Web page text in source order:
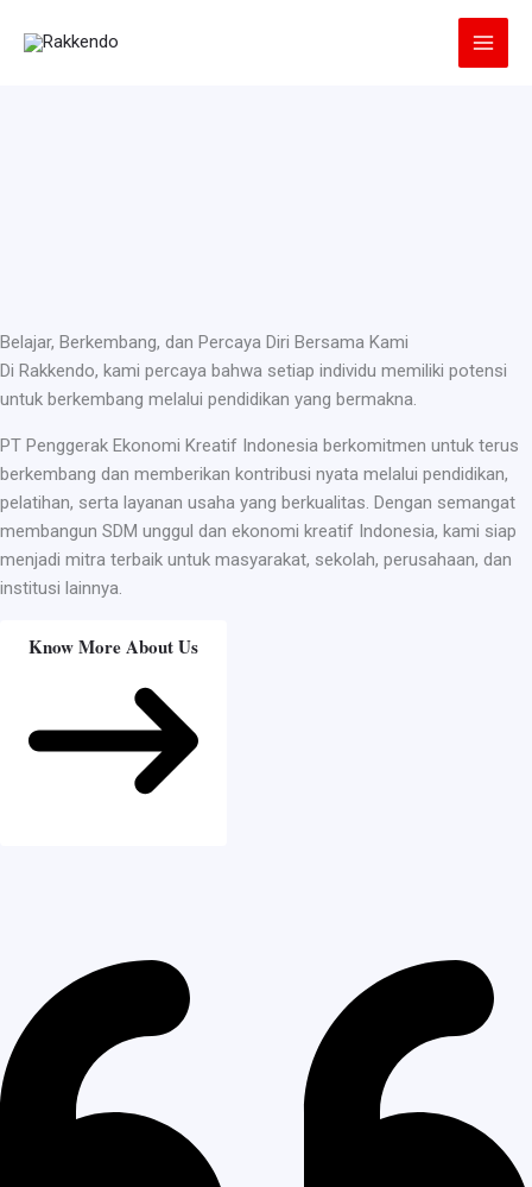
Belajar, Berkembang, dan Percaya Diri Bersama Kami
Di Rakkendo, kami percaya bahwa setiap individu memiliki potensi
untuk berkembang melalui pendidikan yang bermakna.
PT Penggerak Ekonomi Kreatif Indonesia berkomitmen untuk terus
berkembang dan memberikan kontribusi nyata melalui pendidikan,
pelatihan, serta layanan usaha yang berkualitas. Dengan semangat
membangun SDM unggul dan ekonomi kreatif Indonesia, kami siap
menjadi mitra terbaik untuk masyarakat, sekolah, perusahaan, dan
institusi lainnya.
Know More About Us